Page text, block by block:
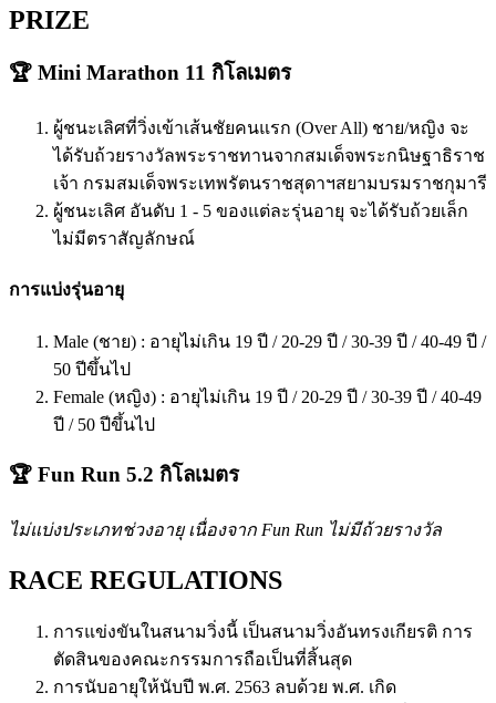
PRIZE
🏆 Mini Marathon 11 กิโลเมตร
ผู้ชนะเลิศที่วิ่งเข้าเส้นชัยคนแรก (Over All) ชาย/หญิง จะ
ได้รับถ้วยรางวัลพระราชทานจากสมเด็จพระกนิษฐาธิราช
เจ้า กรมสมเด็จพระเทพรัตนราชสุดาฯสยามบรมราชกุมารี
ผู้ชนะเลิศ อันดับ 1 - 5 ของแต่ละรุ่นอายุ จะได้รับถ้วยเล็ก
ไม่มีตราสัญลักษณ์
การแบ่งรุ่นอายุ
Male (ชาย) : อายุไม่เกิน 19 ปี / 20-29 ปี / 30-39 ปี / 40-49 ปี /
50 ปีขึ้นไป
Female (หญิง) : อายุไม่เกิน 19 ปี / 20-29 ปี / 30-39 ปี / 40-49
ปี / 50 ปีขึ้นไป
🏆 Fun Run 5.2 กิโลเมตร
ไม่แบ่งประเภทช่วงอายุ เนื่องจาก Fun Run ไม่มีถ้วยรางวัล
RACE REGULATIONS
การแข่งขันในสนามวิ่งนี้ เป็นสนามวิ่งอันทรงเกียรติ การ
ตัดสินของคณะกรรมการถือเป็นที่สิ้นสุด
การนับอายุให้นับปี พ.ศ. 2563 ลบด้วย พ.ศ. เกิด